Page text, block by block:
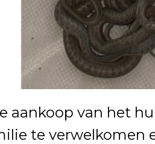
aankoop van het
te verwelkomen